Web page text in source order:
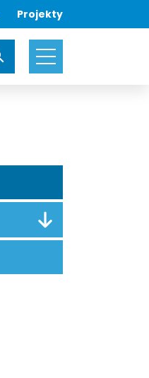
Projekty